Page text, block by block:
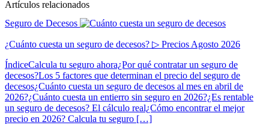
Artículos relacionados
Seguro de Decesos
¿Cuánto cuesta un seguro de decesos? ▷ Precios Agosto 2026
ÍndiceCalcula tu seguro ahora¿Por qué contratar un seguro de
decesos?Los 5 factores que determinan el precio del seguro de
decesos¿Cuánto cuesta un seguro de decesos al mes en abril de
2026?¿Cuánto cuesta un entierro sin seguro en 2026?¿Es rentable
un seguro de decesos? El cálculo real¿Cómo encontrar el mejor
precio en 2026? Calcula tu seguro […]